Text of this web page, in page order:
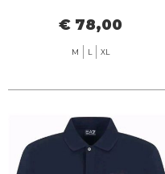
€ 78,00
M L XL